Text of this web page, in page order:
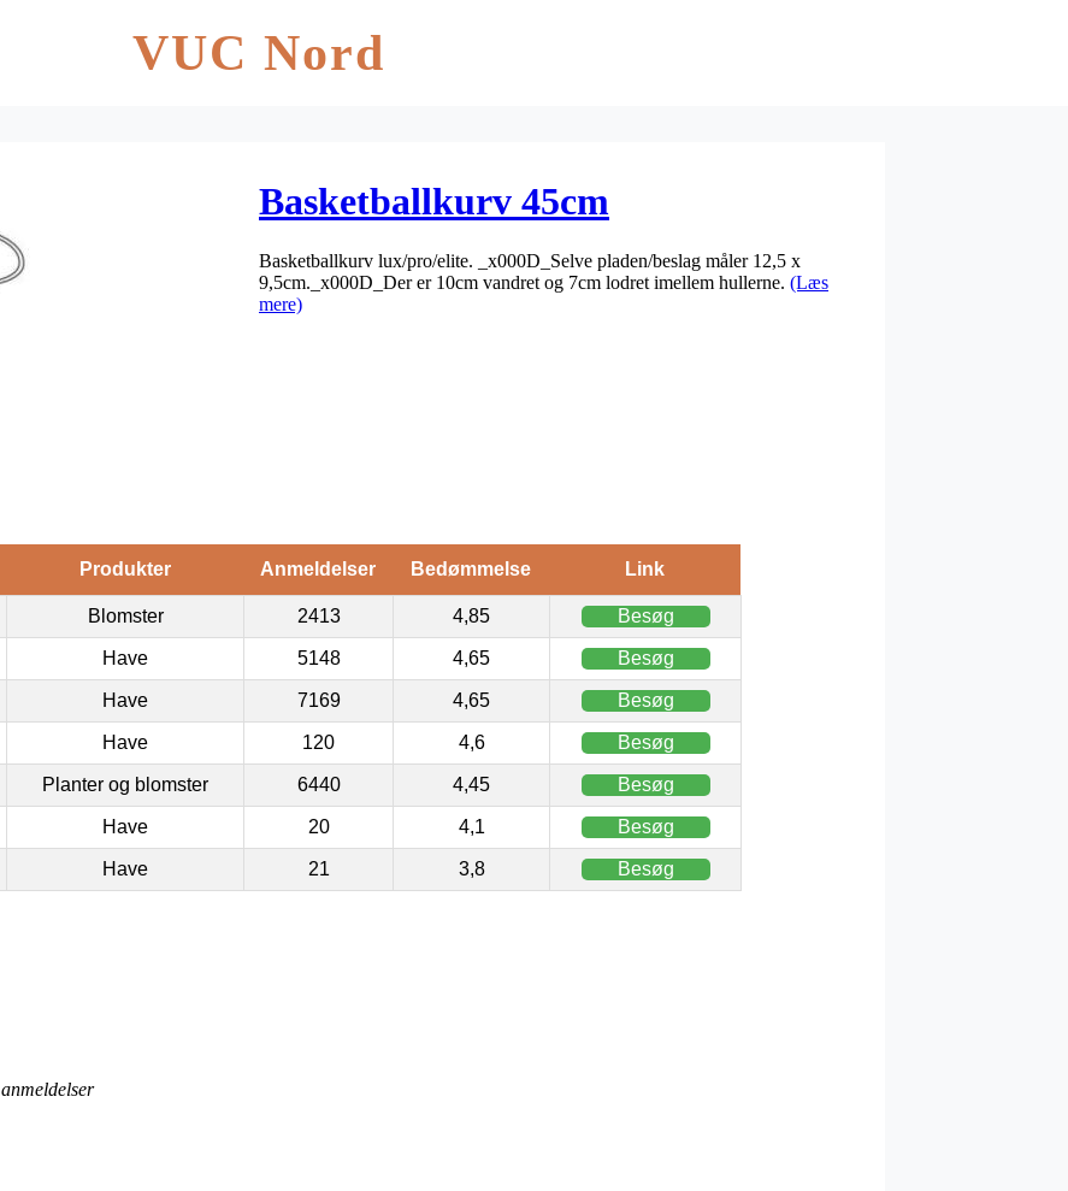
VUC Nord
Basketballkurv 45cm
Basketballkurv lux/pro/elite. _x000D_Selve pladen/beslag måler 12,5 x
9,5cm._x000D_Der er 10cm vandret og 7cm lodret imellem hullerne. (Læs
mere)
Produkter Anmeldelser Bedømmelse Link
Blomster 2413 4,85 Besøg
Have 5148 4,65 Besøg
Have 7169 4,65 Besøg
Have 120 4,6 Besøg
Planter og blomster 6440 4,45 Besøg
Have 20 4,1 Besøg
Have 21 3,8 Besøg
anmeldelser